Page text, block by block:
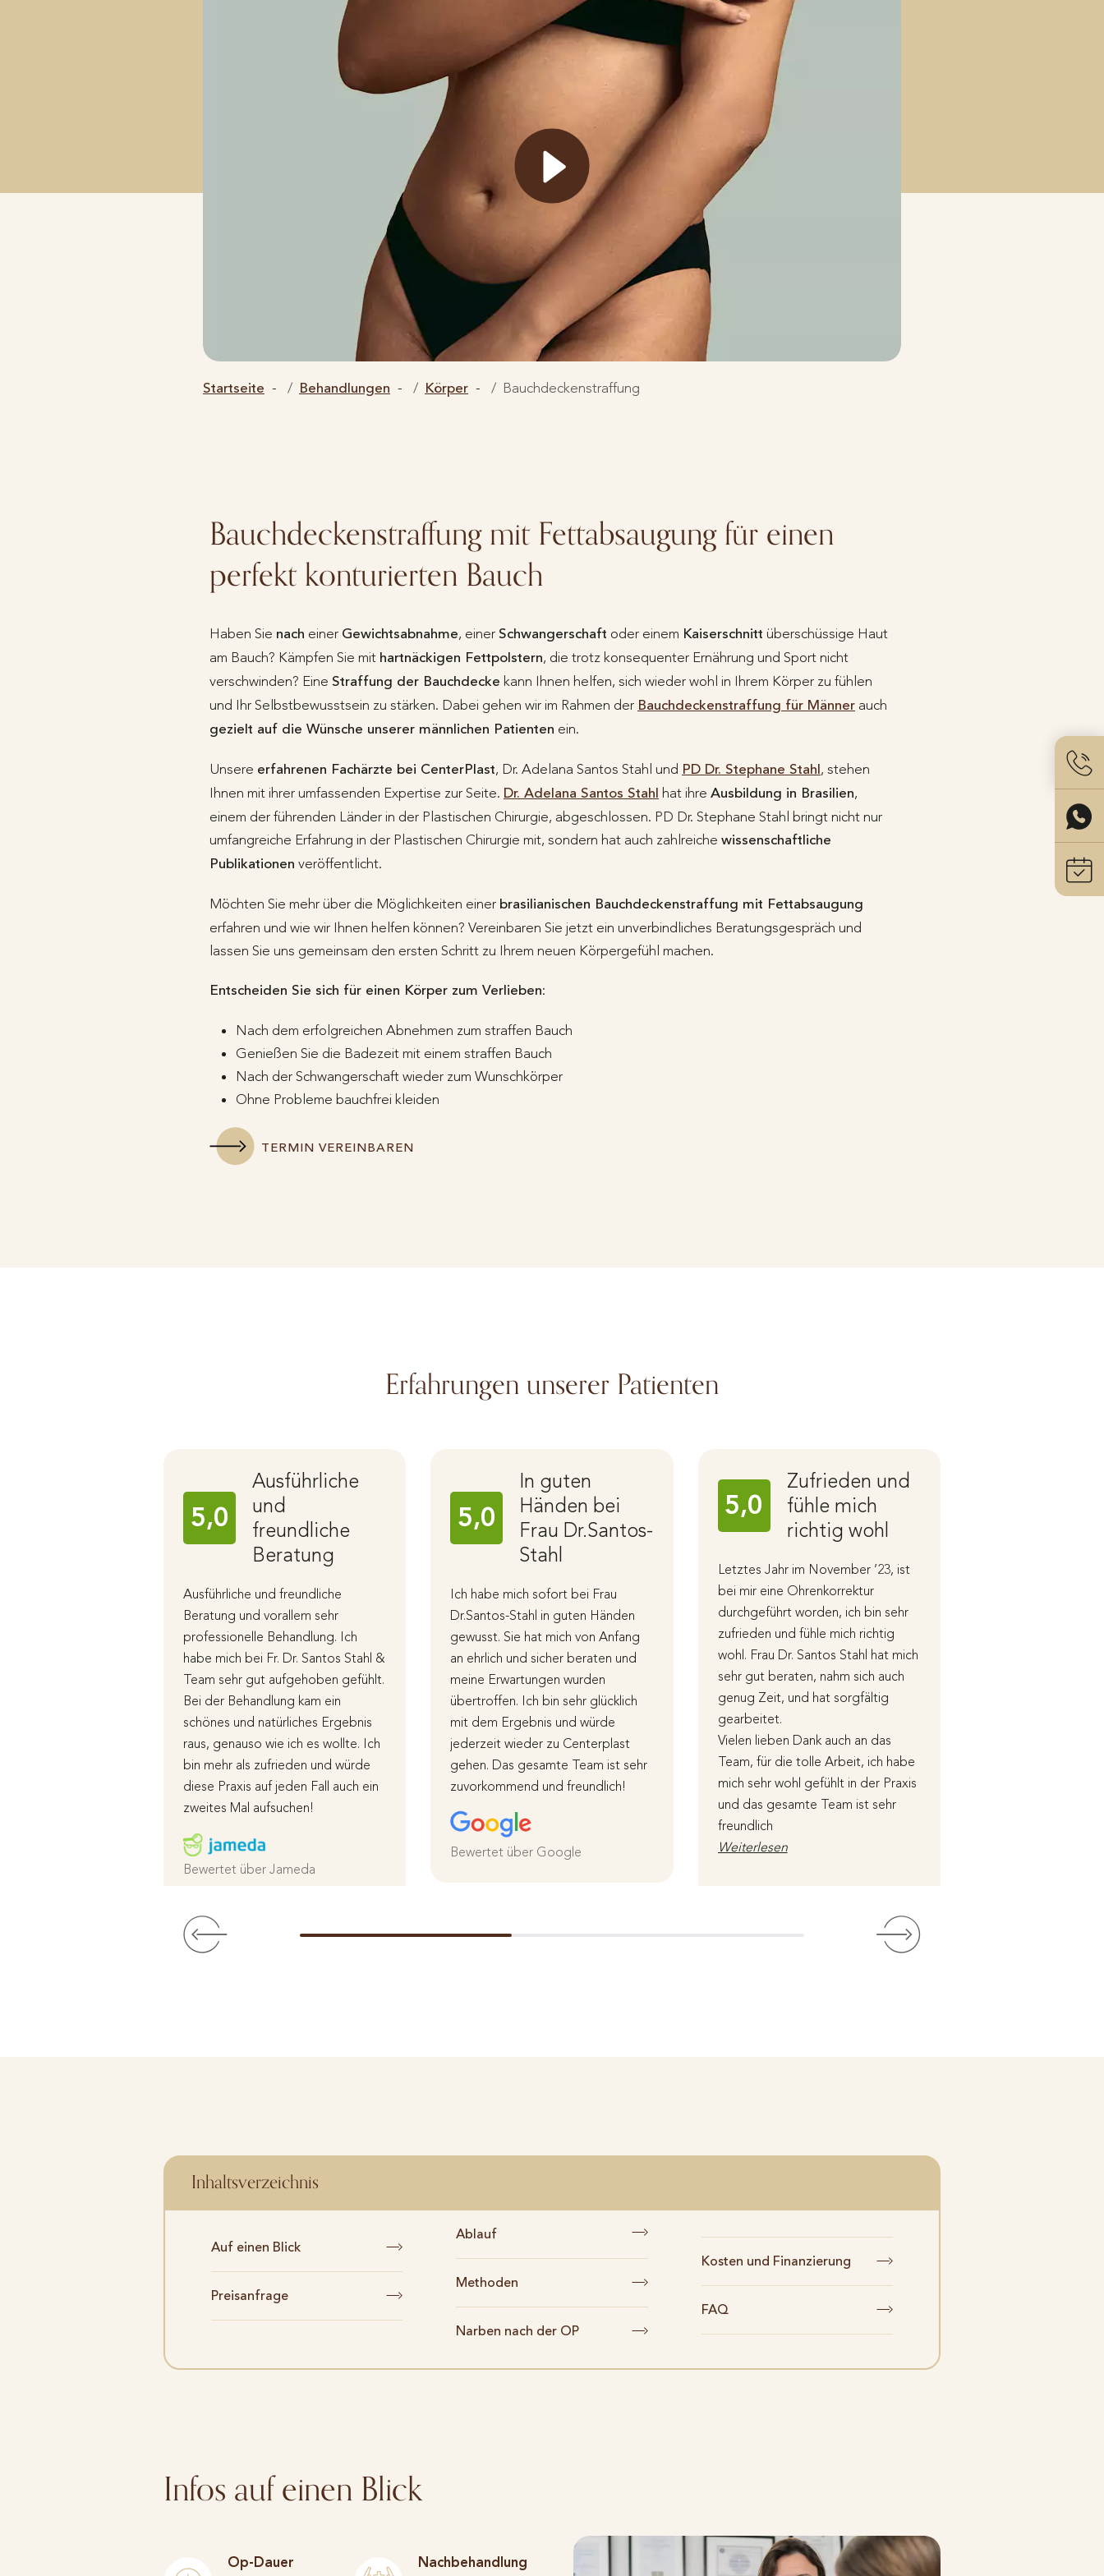
Startseite Behandlungen Körper Bauchdeckenstraffung
Bauchdeckenstraffung mit Fettabsaugung für einen
perfekt konturierten Bauch
Haben Sie nach einer Gewichtsabnahme, einer Schwangerschaft oder einem Kaiserschnitt überschüssige Haut
am Bauch? Kämpfen Sie mit hartnäckigen Fettpolstern, die trotz konsequenter Ernährung und Sport nicht
verschwinden? Eine Straffung der Bauchdecke kann Ihnen helfen, sich wieder wohl in Ihrem Körper zu fühlen
und Ihr Selbstbewusstsein zu stärken. Dabei gehen wir im Rahmen der Bauchdeckenstraffung für Männer auch
gezielt auf die Wünsche unserer männlichen Patienten ein.
Unsere erfahrenen Fachärzte bei CenterPlast, Dr. Adelana Santos Stahl und PD Dr. Stephane Stahl, stehen
Ihnen mit ihrer umfassenden Expertise zur Seite. Dr. Adelana Santos Stahl hat ihre Ausbildung in Brasilien,
einem der führenden Länder in der Plastischen Chirurgie, abgeschlossen. PD Dr. Stephane Stahl bringt nicht nur
umfangreiche Erfahrung in der Plastischen Chirurgie mit, sondern hat auch zahlreiche wissenschaftliche
Publikationen veröffentlicht.
Möchten Sie mehr über die Möglichkeiten einer brasilianischen Bauchdeckenstraffung mit Fettabsaugung
erfahren und wie wir Ihnen helfen können? Vereinbaren Sie jetzt ein unverbindliches Beratungsgespräch und
lassen Sie uns gemeinsam den ersten Schritt zu Ihrem neuen Körpergefühl machen.
Entscheiden Sie sich für einen Körper zum Verlieben:
Nach dem erfolgreichen Abnehmen zum straffen Bauch
Genießen Sie die Badezeit mit einem straffen Bauch
Nach der Schwangerschaft wieder zum Wunschkörper
Ohne Probleme bauchfrei kleiden
TERMIN VEREINBAREN
Erfahrungen unserer Patienten
5,0
Ausführliche
und
freundliche
Beratung
Ausführliche und freundliche
Beratung und vorallem sehr
professionelle Behandlung. Ich
habe mich bei Fr. Dr. Santos Stahl &
Team sehr gut aufgehoben gefühlt.
Bei der Behandlung kam ein
schönes und natürliches Ergebnis
raus, genauso wie ich es wollte. Ich
bin mehr als zufrieden und würde
diese Praxis auf jeden Fall auch ein
zweites Mal aufsuchen!
Bewertet über Jameda
5,0
In guten
Händen bei
Frau Dr.Santos-
Stahl
Ich habe mich sofort bei Frau
Dr.Santos-Stahl in guten Händen
gewusst. Sie hat mich von Anfang
an ehrlich und sicher beraten und
meine Erwartungen wurden
übertroffen. Ich bin sehr glücklich
mit dem Ergebnis und würde
jederzeit wieder zu Centerplast
gehen. Das gesamte Team ist sehr
zuvorkommend und freundlich!
Bewertet über Google
5,0
Zufrieden und
fühle mich
richtig wohl
Letztes Jahr im November ’23, ist
bei mir eine Ohrenkorrektur
durchgeführt worden, ich bin sehr
zufrieden und fühle mich richtig
wohl. Frau Dr. Santos Stahl hat mich
sehr gut beraten, nahm sich auch
genug Zeit, und hat sorgfältig
gearbeitet.
Vielen lieben Dank auch an das
Team, für die tolle Arbeit, ich habe
mich sehr wohl gefühlt in der Praxis
und das gesamte Team ist sehr
freundlich
Weiterlesen
Inhaltsverzeichnis
Auf einen Blick
Preisanfrage
Ablauf
Methoden
Narben nach der OP
Kosten und Finanzierung
FAQ
Infos auf einen Blick
Op-Dauer Nachbehandlung